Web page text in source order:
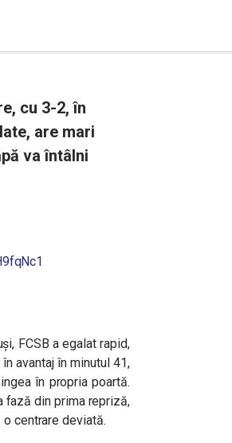
cu 3-2, în
are mari
va întâlni
FCSB a egalat rapid,
avantaj în minutul 41,
în propria poartă.
fază din prima repriză,
centrare deviată.